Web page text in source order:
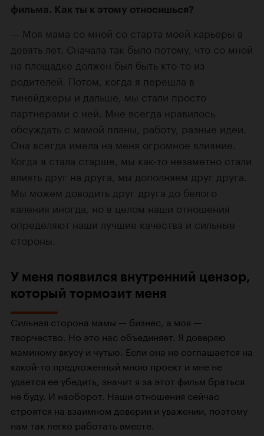
фильма. Как ты к этому относишься?
Моя мама со мной со старта моей карьеры в
девять лет. Сначала так было потому, что со мной
на площадке должен был быть кто-то из
родителей. Потом, когда я перешла в
тинейджеры и дальше, мы стали просто
партнерами с ней. Мне всегда нравилось
обсуждать с мамой планы, работу, разные идеи.
Она всегда имела на меня огромное влияние.
Когда я стала старше, мы как-то незаметно стали
влиять друг на друга, мы дополняем друг друга.
Мы можем доводить друг друга до белого
каления иногда, но в целом наши отношения
определяют наши лучшие качества и сильные
стороны.
У меня появился внутренний цензор,
который тормозит меня
Сильная сторона мамы — бизнес, а моя —
творчество. Но это нас объединяет. Я доверяю
маминому вкусу и чутью. Если она не соглашается на
какой-то предложенный мною проект и мне не
удается ее убедить, значит я за этот фильм браться
не буду. И наоборот. Наши отношения сейчас
строятся на взаимном доверии и уважении, поэтому
нам так легко работать вместе.